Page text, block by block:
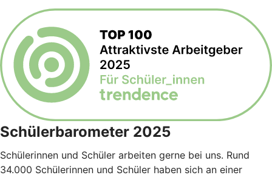
Schülerbarometer 2025
Schülerinnen und Schüler arbeiten gerne bei uns. Rund
34.000 Schülerinnen und Schüler haben sich an einer